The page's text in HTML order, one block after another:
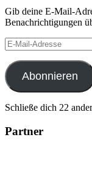
Gib deine E-Mail-
Benachrichtigungen
E-
Mail-
Adresse
Abonnieren
Schließe dich 22
Partner